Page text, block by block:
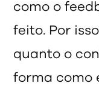
como o
feito. Por
quanto o
forma como